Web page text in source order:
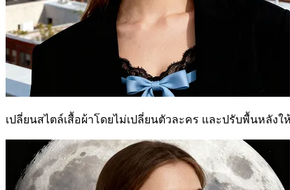
เปลี่ยนสไตล์เสื้อผ้าโดยไม่เปลี่ยนตัวละคร และปรับพื้นหลัง